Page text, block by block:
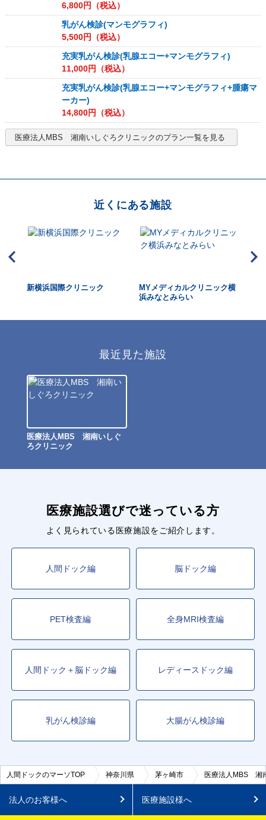
6,800円（税込）
乳がん検診(マンモグラフィ)
5,500円（税込）
充実乳がん検診(乳腺エコー+マンモグラフィ)
11,000円（税込）
充実乳がん検診(乳腺エコー+マンモグラフィ+腫瘍マ
ーカー)
14,800円（税込）
医療法人MBS 湘南いしぐろクリニックのプラン一覧を見る
近くにある施設
新横浜国際クリニック
MYメディカルクリニック横
浜みなとみらい
最近見た施設
医療法人MBS 湘南いしぐ
ろクリニック
医療施設選びで迷っている方
よく見られている医療施設をご紹介します。
人間ドック編 脳ドック編
PET検査編 全身MRI検査編
人間ドック＋脳ドック編 レディースドック編
乳がん検診編 大腸がん検診編
人間ドックのマーソTOP 神奈川県 茅ヶ崎市 医療法人MBS 湘
法人のお客様へ 医療施設様へ